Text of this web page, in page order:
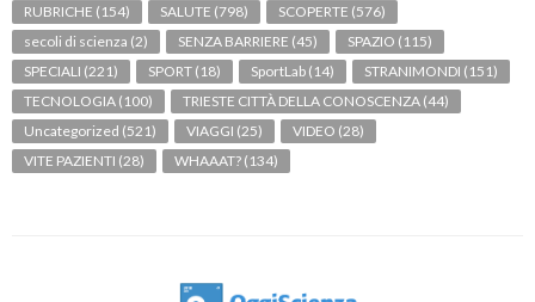
RUBRICHE (154) SALUTE (798) SCOPERTE (576)
secoli di scienza (2) SENZA BARRIERE (45) SPAZIO (115)
SPECIALI (221) SPORT (18) SportLab (14) STRANIMONDI (151)
TECNOLOGIA (100) TRIESTE CITTÀ DELLA CONOSCENZA (44)
Uncategorized (521) VIAGGI (25) VIDEO (28)
VITE PAZIENTI (28) WHAAAT? (134)